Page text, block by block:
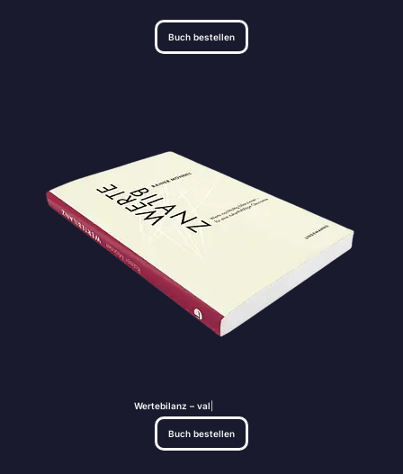
Buch bestellen
Buch bestellen
Wertebilanz – value